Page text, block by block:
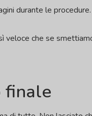
durante le procedure.
veloce che se
finale